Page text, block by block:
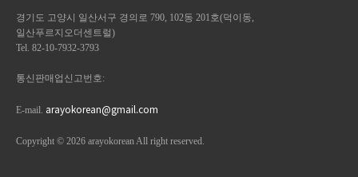
있습니다.
이용자는 정확한 개인정보를 제공해야 합니다.
제6조 (결제 및 해외결제)
결제 수단을 통해 이루어집니다.
5. 개인정보의 해외 이전
회사는 결제 처리 및 온라인 강의 제공을 위해 이용자의
이전 목적: 결제 처리, 온라인 강의 운영
이전 항목: 이름, 이메일, 결제 관련 정보
경기도 고양시 일산서구 경의로 790, 102동 201호(덕이동,
일산푸르지오더센트럴)
Tel. 82-10-7932-3793
통신판매업신고번호:
E-mail. arayokorean@gmail.com
Copyright © 2026 arayokorean All right reserved.